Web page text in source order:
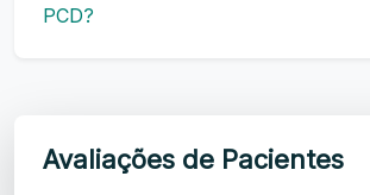
PCD?
Avaliações de Pacientes